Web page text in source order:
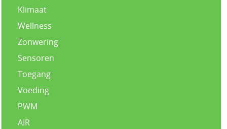
Klimaat
Wellness
Zonwering
Sensoren
Toegang
Voeding
PWM
AIR